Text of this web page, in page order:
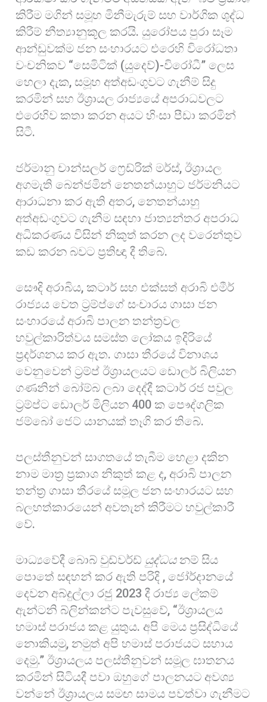
කිරීම මගින් සමූහ මිනීමැරුම් සහ වාර්ගික ශුද්ධ
කිරීම් නීත්‍යානුකූල කරයි. යුරෝපය පුරා සෑම
ආන්ඩුවක්ම ජන සංහාරයට එරෙහි විරෝධතා
වංචනිකව “සෙමිටික් (යුදෙව්)-විරෝධී” ලෙස
හෙලා දැක, සමූහ අත්අඩංගුවට ගැනීම් සිදු
කරමින් සහ ඊශ්‍රායල රාජ්‍යයේ අපරාධවලට
එරෙහිව කතා කරන අයට හිංසා පීඩා කරමින්
සිටී.
ජර්මානු චාන්සලර් ෆ්‍රෙඩ්රික් මර්ස්, ඊශ්‍රායල
අගමැති බෙන්ජමින් නෙතන්යාහුට ජර්මනියට
ආරාධනා කර ඇති අතර, නෙතන්යාහු
අත්අඩංගුවට ගැනීම සඳහා ජාත්‍යන්තර අපරාධ
අධිකරණය විසින් නිකුත් කරන ලද වරෙන්තුව
කඩ කරන බවට ප්‍රතිඥා දී තිබේ.
සෞදි අරාබිය, කටාර් සහ එක්සත් අරාබි එමීර්
රාජ්‍යය වෙත ට්‍රම්ප්ගේ සංචාරය ගාසා ජන
සංහාරයේ අරාබි පාලන තන්ත්‍රවල
හවුල්කාරිත්වය සමස්ත ලෝකය ඉදිරියේ
ප්‍රදර්ශනය කර ඇත. ගාසා තීරයේ විනාශය
වෙනුවෙන් ට්‍රම්ප් ඊශ්‍රායලයට ඩොලර් බිලියන
ගණනින් බෝම්බ ලබා දෙද්දී කටාර් රජ පවුල
ට්‍රම්ප්ට ඩොලර් මිලියන 400 ක පෞද්ගලික
ජම්බෝ ජෙට් යානයක් තෑගි කර තිබේ.
පලස්තීනුවන් සාගතයේ තැබීම හෙළා දකින
නාම මාත්‍ර ප්‍රකාශ නිකුත් කළ ද, අරාබි පාලන
තන්ත්‍ර ගාසා තීරයේ සමූල ජන සංහාරයට සහ
බලහත්කාරයෙන් අවතැන් කිරීමට හවුල්කාරී
වේ.
මාධ්‍යවේදී බොබ් වුඩ්වර්ඩ් යුද්ධයනම් සිය
පොතේ සඳහන් කර ඇති පරිදි , ජෝර්දානයේ
දෙවන අබ්දුල්ලා රජු 2023 දී රාජ්‍ය ලේකම්
ඇන්ටනි බ්ලින්කන්ට පැවසුවේ, “ඊශ්‍රායලය
හමාස් පරාජය කළ යුතුය. අපි මෙය ප්‍රසිද්ධියේ
නොකියමු, නමුත් අපි හමාස් පරාජයට සහාය
දෙමු.” ඊශ්‍රායලය පලස්තීනුවන් සමූල ඝාතනය
කරමින් සිටියදී පවා ඔහුගේ පාලනයට අවශ්‍ය
වන්නේ ඊශ්‍රායලය සමඟ සාමය පවත්වා ගැනීමට